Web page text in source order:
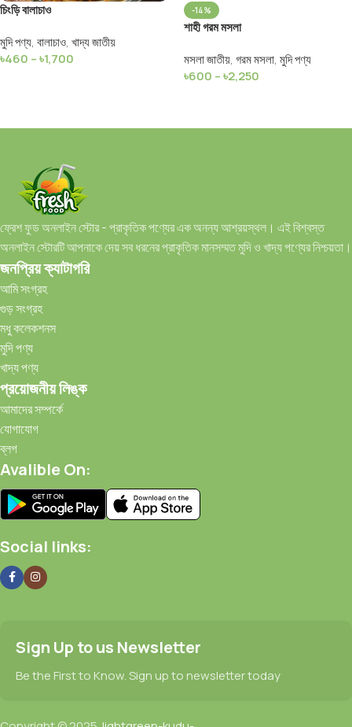
চিংড়ি বালাচাও
মুদি পণ্য, বালাচাও, খাদ্য জাতীয়
৳460 –৳1,700
-14%
শাহী গরম মসলা
মসলা জাতীয়, গরম মসলা, মুদি পণ্য
৳600 –৳2,250
ফ্রেশ ফুড অনলাইন স্টোর - প্রাকৃতিক পণ্যের এক অনন্য আশ্রয়স্থল। এই বিশ্বস্ত
অনলাইন স্টোরটি আপনাকে দেয় সব ধরনের প্রাকৃতিক মানসম্মত মুদি ও খাদ্য পণ্যের নিশ্চয়তা।
জনপ্রিয় ক্যাটাগরি
আমি সংগ্রহ
গুড় সংগ্রহ
মধু কলেকশনস
মুদি পণ্য
খাদ্য পণ্য
প্রয়োজনীয় লিঙ্ক
আমাদের সম্পর্কে
যোগাযোগ
ব্লগ
Avalible On:
Social links:
Sign Up to us Newsletter
Be the First to Know. Sign up to newsletter today